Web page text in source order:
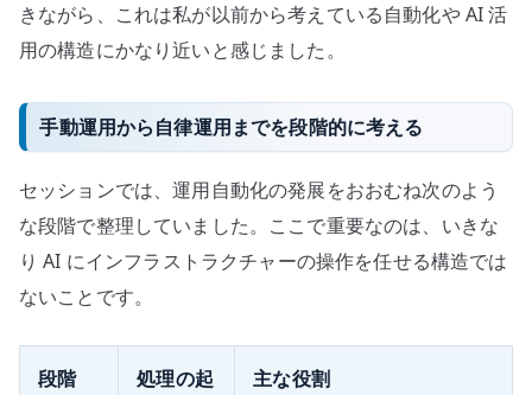
は
な
の
きながら、これは私が以前から考えている自動化や AI 活
用の構造にかなり近いと感じました。
手動運用から自律運用までを段階的に考える
セッションでは、運用自動化の発展をおおむね次のよう
な段階で整理していました。ここで重要なのは、いきな
り AI にインフラストラクチャーの操作を任せる構造では
ないことです。
段階
処理の起
主な役割